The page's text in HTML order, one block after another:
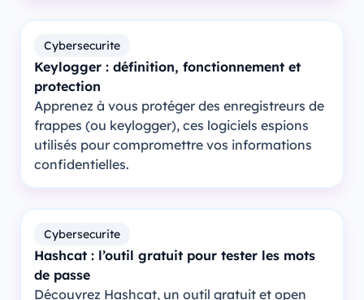
Cybersecurite
Keylogger : définition, fonctionnement et
protection
Apprenez à vous protéger des enregistreurs de
frappes (ou keylogger), ces logiciels espions
utilisés pour compromettre vos informations
confidentielles.
Cybersecurite
Hashcat : l’outil gratuit pour tester les mots
de passe
Découvrez Hashcat, un outil gratuit et open